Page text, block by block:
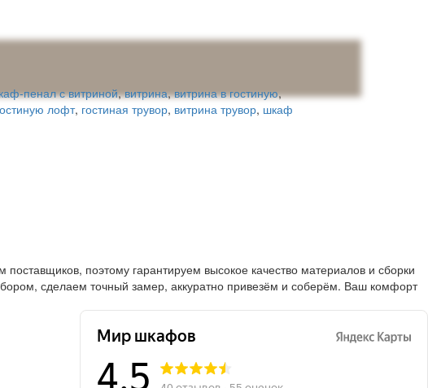
пенал с витриной,витрина,витрина в гостиную,
лофт, гостиная трувор, витрина трувор, шкаф
поэтому гарантируем высокое качество материалов и сборки
сделаем точный замер, аккуратно привезём и соберём. Ваш комфорт